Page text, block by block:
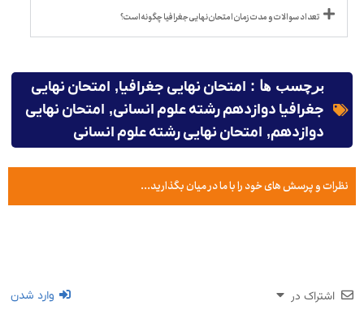
تعداد سوالات و مدت زمان امتحان نهایی جغرافیا چگونه است؟
برچسب ها : امتحان نهایی جغرافیا, امتحان نهایی
جغرافیا دوازدهم رشته علوم انسانی, امتحان نهایی
دوازدهم, امتحان نهایی رشته علوم انسانی
نظرات و پرسش های خود را با ما در میان بگذارید...
اشتراک در وارد شدن